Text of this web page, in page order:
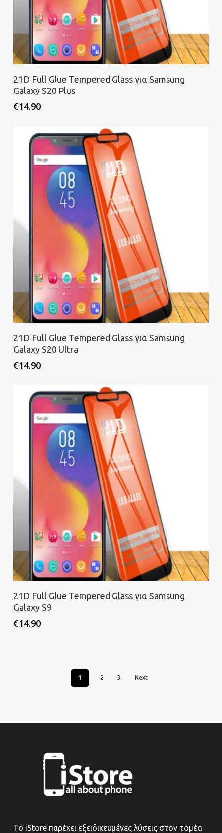
Προσθήκη στο καλάθι
21D Full Glue Tempered Glass για Samsung
Galaxy S20 Plus
€14.90
Προσθήκη στο καλάθι
21D Full Glue Tempered Glass για Samsung
Galaxy S20 Ultra
€14.90
Προσθήκη στο καλάθι
21D Full Glue Tempered Glass για Samsung
Galaxy S9
€14.90
1 2 3 Next
Το iStore παρέχει εξειδικευμένες λύσεις στον τομέα